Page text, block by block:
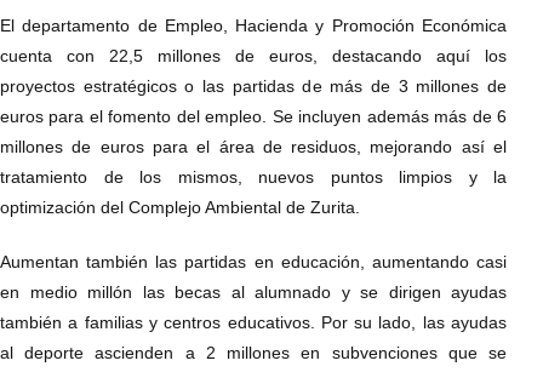
El departamento de Empleo, Hacienda y Promoción Económica
cuenta con 22,5 millones de euros, destacando aquí los
proyectos estratégicos o las partidas de más de 3 millones de
euros para el fomento del empleo. Se incluyen además más de 6
millones de euros para el área de residuos, mejorando así el
tratamiento de los mismos, nuevos puntos limpios y la
optimización del Complejo Ambiental de Zurita.
Aumentan también las partidas en educación, aumentando casi
en medio millón las becas al alumnado y se dirigen ayudas
también a familias y centros educativos. Por su lado, las ayudas
al deporte ascienden a 2 millones en subvenciones que se